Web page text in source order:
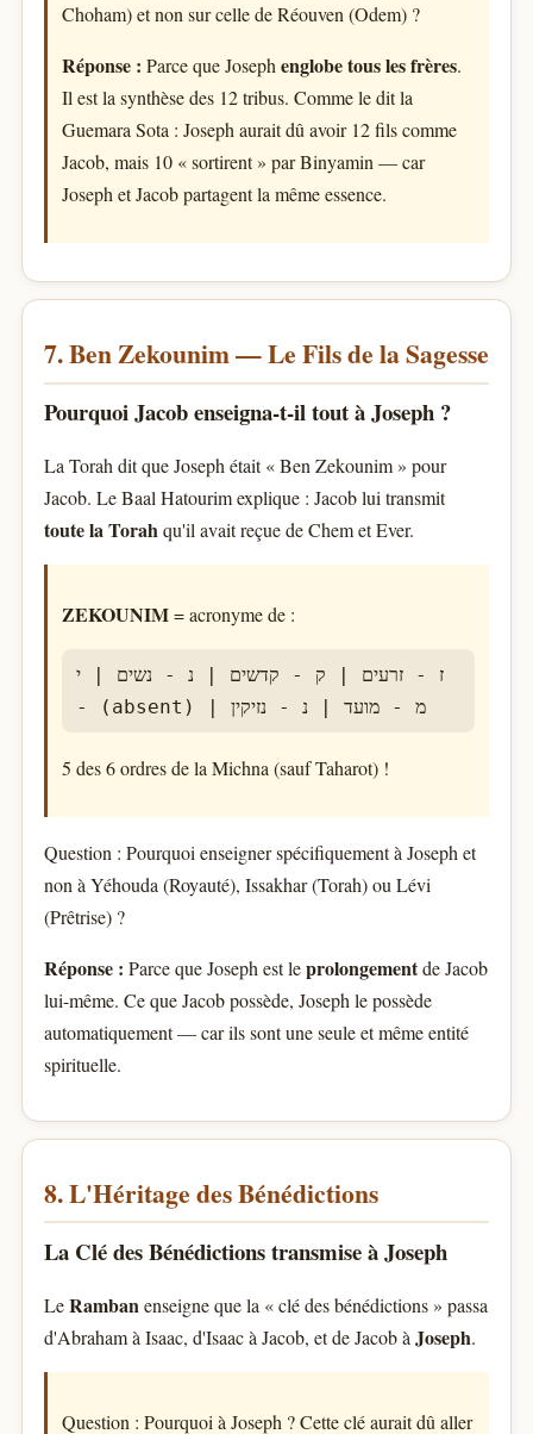
Choham) et non sur celle de Réouven (Odem) ?
Réponse : Parce que Josephenglobe tous les frères.
Il est la synthèse des 12 tribus. Comme le dit la
Guemara Sota : Joseph aurait dû avoir 12 fils comme
Jacob, mais 10 « sortirent » par Binyamin — car
Joseph et Jacob partagent la même essence.
7. Ben Zekounim — Le Fils de la Sagesse
Pourquoi Jacob enseigna-t-il tout à Joseph ?
La Torah dit que Joseph était « Ben Zekounim » pour
Jacob. Le Baal Hatourim explique : Jacob lui transmit
toute la Torahqu'il avait reçue de Chem et Ever.
ZEKOUNIM= acronyme de :
ז - זרעים | ק - קדשים | נ - נשים | י
- (absent) | מ - מועד | נ - נזיקין
5 des 6 ordres de la Michna (sauf Taharot) !
Question : Pourquoi enseigner spécifiquement à Joseph et
non à Yéhouda (Royauté), Issakhar (Torah) ou Lévi
(Prêtrise) ?
Réponse : Parce que Joseph est leprolongementde Jacob
lui-même. Ce que Jacob possède, Joseph le possède
automatiquement — car ils sont une seule et même entité
spirituelle.
8. L'Héritage des Bénédictions
La Clé des Bénédictions transmise à Joseph
LeRambanenseigne que la « clé des bénédictions » passa
d'Abraham à Isaac, d'Isaac à Jacob, et de Jacob à Joseph.
Question : Pourquoi à Joseph ? Cette clé aurait dû aller